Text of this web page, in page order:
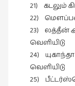
மொழியாக்கம்
வரலாறு
21) கடலும்
22) மௌப்பனி
23) லத்தீன்
வெளியிடு
24)
வெளியிடு
25)